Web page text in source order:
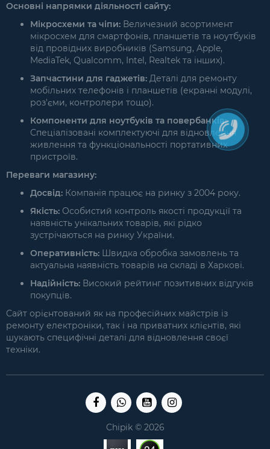
Основні напрямки діяльності сайту:
Мікросхеми та чіпи: Величезний асортимент
мікросхем для смартфонів, планшетів та ноутбуків
від провідних виробників (Samsung, Apple,
MediaTek, Qualcomm, Intel, Realtek та інших).
Запчастини для гаджетів: Деталі для ремонту
мобільних телефонів і планшетів (екранні модулі,
роз'єми, контролери тощо).
Компоненти для ноутбуків та повербанків:
Спеціалізовані комплектуючі для відновлення
живлення та функціональності портативних
пристроїв.
Переваги магазину:
Досвід: Компанія працює на ринку з 2004 року.
Якість: Особистий контроль якості продукції та
наявність унікальних товарів, які рідко
зустрічаються на ринку України.
Оперативність: Швидка обробка замовлень та
актуальна наявність товарів на складі в Харкові.
Надійність: Високий рейтинг позитивних відгуків
покупців.
Сайт орієнтований як на професійних майстрів із
ремонту електроніки, так і на приватних клієнтів, які
шукають специфічні деталі для відновлення своєї
техніки.
Chipik © 2026